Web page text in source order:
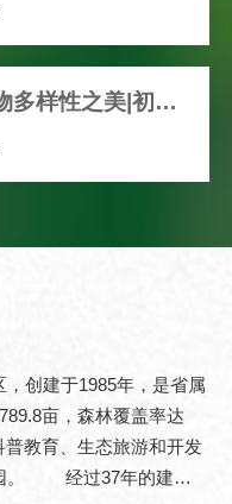
探寻植物多样性之美|初夏，我们身边那些绚丽多彩的草本花卉
创建于1985年，是省属
亩，森林覆盖率达
教育、生态旅游和开发
建